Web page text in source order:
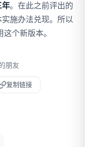
年。在此之前评出的
施办法兑现。所以
个新版本。
朋友
复制链接